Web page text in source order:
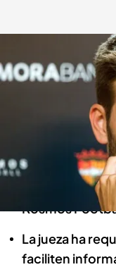
Por qué ha bloqueado la
Europa Press
23 ABR 2024 -
La jueza que
bloqueo de
perteneciente
Kosmos
La jueza ha
faciliten